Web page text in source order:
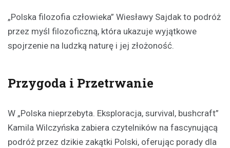
„Polska filozofia człowieka” Wiesławy Sajdak to podróż
przez myśl filozoficzną, która ukazuje wyjątkowe
spojrzenie na ludzką naturę i jej złożoność.
Przygoda i Przetrwanie
W „Polska nieprzebyta. Eksploracja, survival, bushcraft”
Kamila Wilczyńska zabiera czytelników na fascynującą
podróż przez dzikie zakątki Polski, oferując porady dla